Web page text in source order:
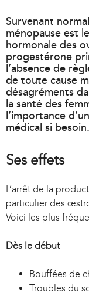
Survenant
ménopause est
hormonale des
progestérone
l’absence de
de toute cause
désagréments
la santé des
l’importance
médical si besoin.
Ses effets
L’arrêt de la
particulier des
Voici les plus
Dès le début
Bouffées de
Troubles du